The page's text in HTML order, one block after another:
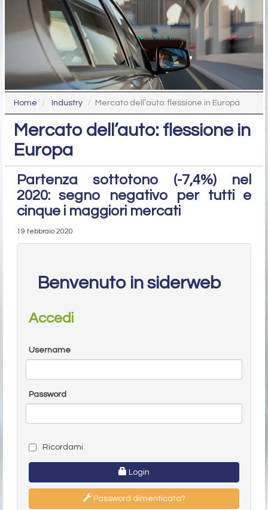
Home Industry Mercato dell’auto: flessione in Europa
Mercato dell’auto: flessione in
Europa
Partenza sottotono (-7,4%) nel
2020: segno negativo per tutti e
cinque i maggiori mercati
19 febbraio 2020
Benvenuto in siderweb
Accedi
Username
Password
Ricordami
Login
Password dimenticata?